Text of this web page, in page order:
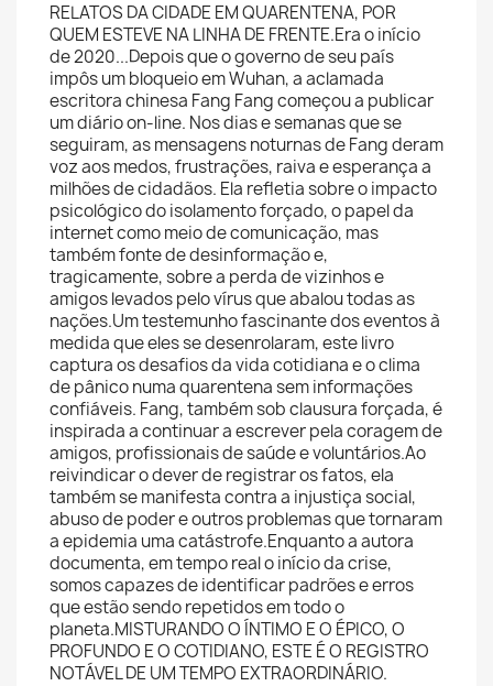
RELATOS DA CIDADE EM QUARENTENA, POR
QUEM ESTEVE NA LINHA DE FRENTE.Era o início
de 2020...Depois que o governo de seu país
impôs um bloqueio em Wuhan, a aclamada
escritora chinesa Fang Fang começou a publicar
um diário on-line. Nos dias e semanas que se
seguiram, as mensagens noturnas de Fang deram
voz aos medos, frustrações, raiva e esperança a
milhões de cidadãos. Ela refletia sobre o impacto
psicológico do isolamento forçado, o papel da
internet como meio de comunicação, mas
também fonte de desinformação e,
tragicamente, sobre a perda de vizinhos e
amigos levados pelo vírus que abalou todas as
nações.Um testemunho fascinante dos eventos à
medida que eles se desenrolaram, este livro
captura os desafios da vida cotidiana e o clima
de pânico numa quarentena sem informações
confiáveis. Fang, também sob clausura forçada, é
inspirada a continuar a escrever pela coragem de
amigos, profissionais de saúde e voluntários.Ao
reivindicar o dever de registrar os fatos, ela
também se manifesta contra a injustiça social,
abuso de poder e outros problemas que tornaram
a epidemia uma catástrofe.Enquanto a autora
documenta, em tempo real o início da crise,
somos capazes de identificar padrões e erros
que estão sendo repetidos em todo o
planeta.MISTURANDO O ÍNTIMO E O ÉPICO, O
PROFUNDO E O COTIDIANO, ESTE É O REGISTRO
NOTÁVEL DE UM TEMPO EXTRAORDINÁRIO.